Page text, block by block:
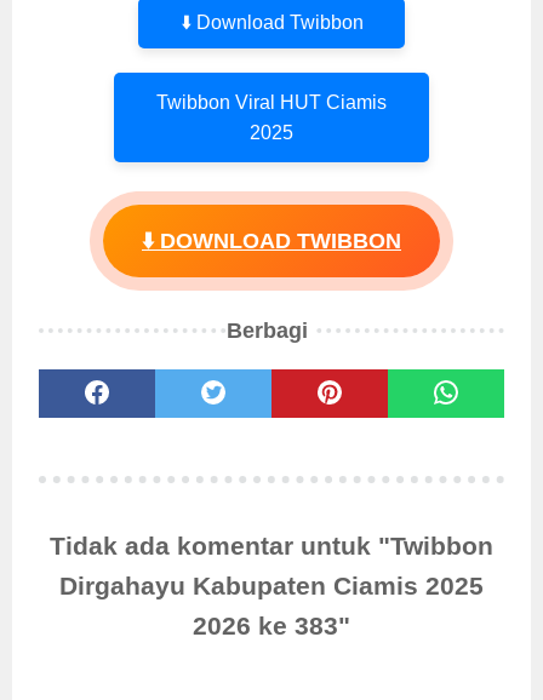
⬇️ Download Twibbon
Twibbon Viral HUT Ciamis
2025
⬇️ DOWNLOAD TWIBBON
Berbagi
Tidak ada komentar untuk "Twibbon
Dirgahayu Kabupaten Ciamis 2025
2026 ke 383"